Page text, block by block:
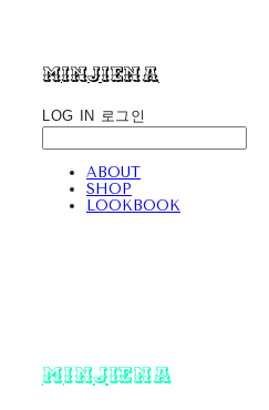
minjiena
LOG IN 로그인
ABOUT
SHOP
LOOKBOOK
minjiena